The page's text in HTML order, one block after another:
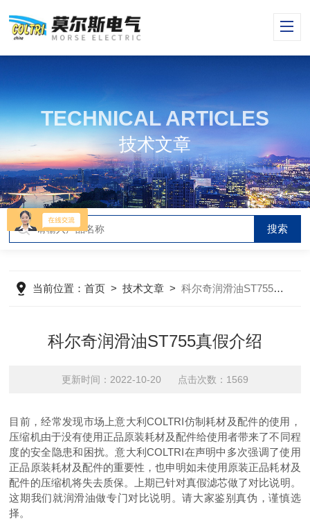
TECHNICAL ARTICLES
技术文章
当前位置：首页 >技术文章 >科尔奇润滑油ST755真假介绍
科尔奇润滑油ST755真假介绍
更新时间：2022-10-20 点击次数：1569
目前，经常发现市场上意大利COLTRI仿制耗材及配件的使用，
压缩机由于没有使用正品原装耗材及配件给使用者带来了不同程
度的安全隐患和困扰。意大利COLTRI在声明中多次强调了使用
正品原装耗材及配件的重要性，也申明如未使用原装正品耗材及
配件的压缩机将失去质保。上期已针对真假滤芯做了对比说明。
这期我们就润滑油做专门对比说明。请大家鉴别真伪，谨慎选
择。